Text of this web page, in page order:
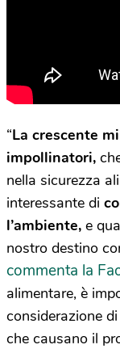
“La crescente
impollinatori,
nella sicurezza
interessante di
l’ambiente, e
nostro destino
commenta la
alimentare, è
considerazione
che causano il